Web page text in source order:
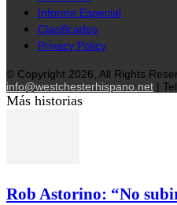
Informe Especial
Clasificados
Privacy Policy
© Copyright 2026, All Rights
info@westchesterhispano.net |
Más historias
Rob Astorino: “No